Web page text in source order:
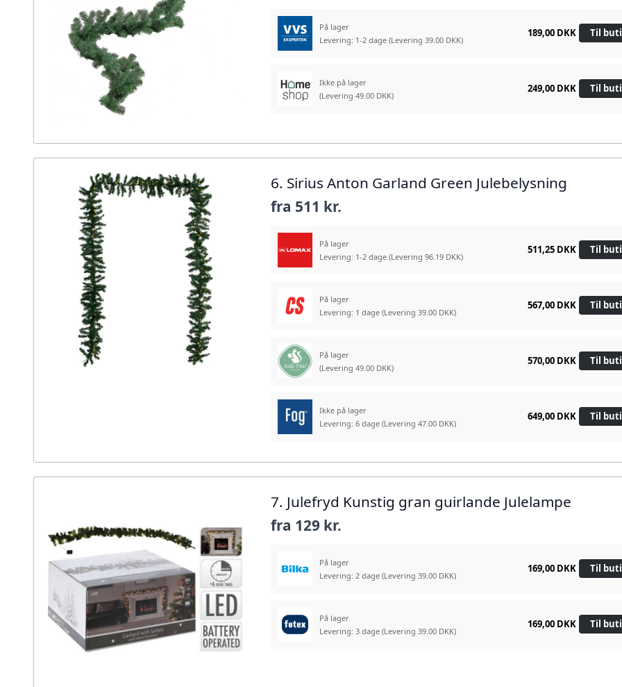
På lager
Levering: 1-2 dage(Levering 39.00 DKK)
189,00 DKK Til
Ikke på lager
(Levering 49.00 DKK)
249,00 DKK Til
6. Sirius Anton Garland Green Julebelysning
fra 511 kr.
På lager
Levering: 1-2 dage(Levering 96.19 DKK)
511,25 DKK Til
På lager
Levering: 1 dage(Levering 39.00 DKK)
567,00 DKK Til
På lager
(Levering 49.00 DKK)
570,00 DKK Til
Ikke på lager
Levering: 6 dage(Levering 47.00 DKK)
649,00 DKK Til
7. Julefryd Kunstig gran guirlande Julelampe
fra 129 kr.
På lager
Levering: 2 dage(Levering 39.00 DKK)
169,00 DKK Til
På lager
Levering: 3 dage(Levering 39.00 DKK)
169,00 DKK Til